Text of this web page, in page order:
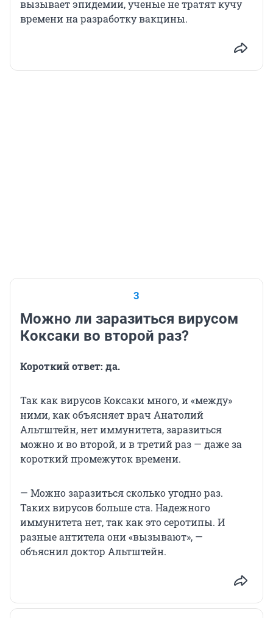
вызывает эпидемии, ученые не тратят кучу
времени на разработку вакцины.
3
Можно ли заразиться вирусом
Коксаки во второй раз?
Короткий ответ: да.
Так как вирусов Коксаки много, и «между»
ними, как объясняет врач Анатолий
Альтштейн, нет иммунитета, заразиться
можно и во второй, и в третий раз — даже за
короткий промежуток времени.
— Можно заразиться сколько угодно раз.
Таких вирусов больше ста. Надежного
иммунитета нет, так как это серотипы. И
разные антитела они «вызывают», —
объяснил доктор Альтштейн.